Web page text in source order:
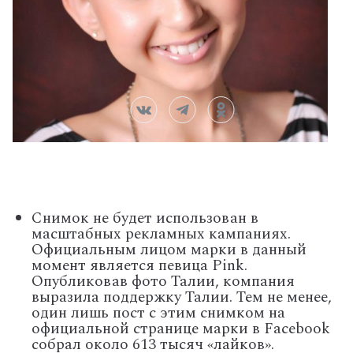
Снимок не будет использован в
масштабных рекламных кампаниях.
Официальным лицом марки в данный
момент является певица Pink.
Опубликовав фото Талии, компания
выразила поддержку Талии. Тем не менее,
один лишь пост с этим снимком на
официальной странице марки в Facebook
собрал около 613 тысяч «лайков».